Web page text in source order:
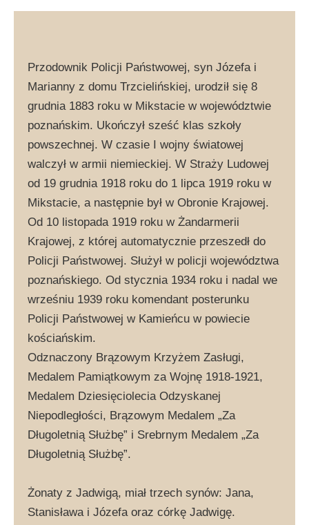
Przodownik Policji Państwowej, syn Józefa i
Marianny z domu Trzcielińskiej, urodził się 8
grudnia 1883 roku w Mikstacie w województwie
poznańskim. Ukończył sześć klas szkoły
powszechnej. W czasie I wojny światowej
walczył w armii niemieckiej. W Straży Ludowej
od 19 grudnia 1918 roku do 1 lipca 1919 roku w
Mikstacie, a następnie był w Obronie Krajowej.
Od 10 listopada 1919 roku w Żandarmerii
Krajowej, z której automatycznie przeszedł do
Policji Państwowej. Służył w policji województwa
poznańskiego. Od stycznia 1934 roku i nadal we
wrześniu 1939 roku komendant posterunku
Policji Państwowej w Kamieńcu w powiecie
kościańskim.
Odznaczony Brązowym Krzyżem Zasługi,
Medalem Pamiątkowym za Wojnę 1918-1921,
Medalem Dziesięciolecia Odzyskanej
Niepodległości, Brązowym Medalem „Za
Długoletnią Służbę” i Srebrnym Medalem „Za
Długoletnią Służbę”.
Żonaty z Jadwigą, miał trzech synów: Jana,
Stanisława i Józefa oraz córkę Jadwigę.